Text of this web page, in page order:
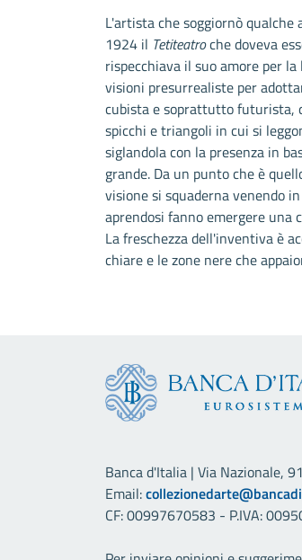
L'artista che soggiornò
1924 il Tetiteatroche doveva
rispecchiava il suo amore per
visioni presurrealiste per
cubista e soprattutto futurista,
spicchi e triangoli in cui si
siglandola con la presenza in
grande. Da un punto che è
visione si squaderna venendo
aprendosi fanno emergere una
La freschezza dell'inventiva è
chiare e le zone nere che
Banca d'Italia | Via Nazionale,
Email:
CF: 00997670583 - P.IVA: